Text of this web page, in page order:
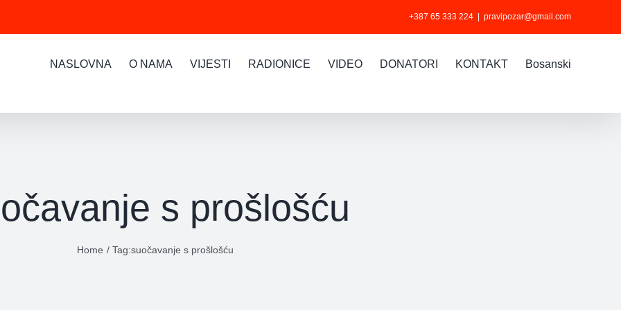
+387 65 333 224 pravipozar@gmail.com
NASLOVNA O NAMA VIJESTI RADIONICE VIDEO DONATORI KONTAKT Bosanski
s prošlošću
Home Tag:suočavanje s prošlošću